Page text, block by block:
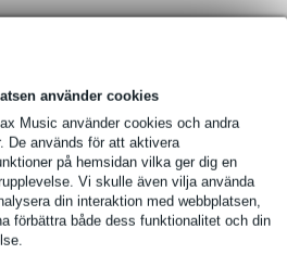
använder cookies
Music använder cookies och andra
De används för att aktivera
på hemsidan vilka ger dig en
Vi skulle även vilja använda
din interaktion med webbplatsen,
förbättra både dess funktionalitet och din
XMAX-förförstärkare